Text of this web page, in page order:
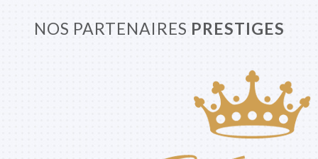
NOS PARTENAIRES PRESTIGES